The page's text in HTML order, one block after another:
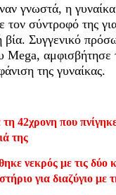
γνωστά, η γυναίκα
τον σύντροφό της
βία. Συγγενικό
Mega, αμφισβήτησε
της γυναίκας.
42χρονη που
της
νεκρός με τις δύο
για διαζύγιο με